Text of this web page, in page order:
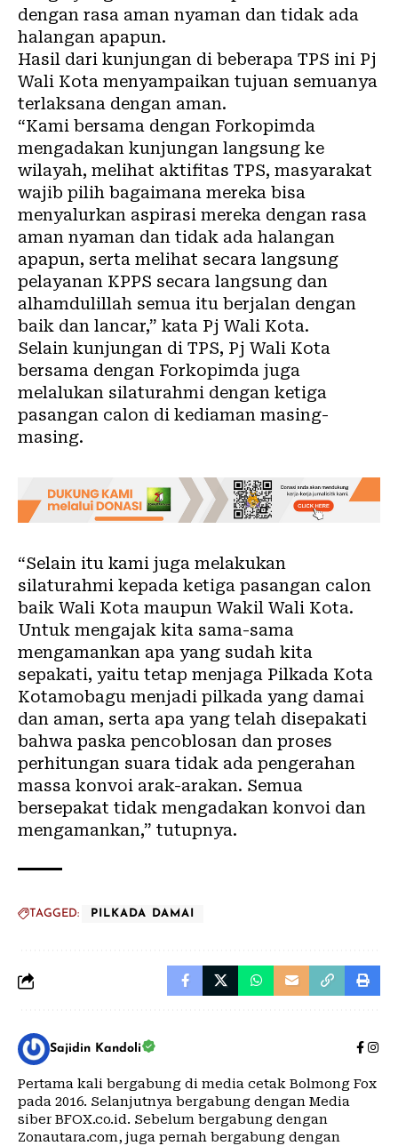
dengan rasa aman nyaman dan tidak ada
halangan apapun.
Hasil dari kunjungan di beberapa TPS ini Pj
Wali Kota menyampaikan tujuan semuanya
terlaksana dengan aman.
“Kami bersama dengan Forkopimda
mengadakan kunjungan langsung ke
wilayah, melihat aktifitas TPS, masyarakat
wajib pilih bagaimana mereka bisa
menyalurkan aspirasi mereka dengan rasa
aman nyaman dan tidak ada halangan
apapun, serta melihat secara langsung
pelayanan KPPS secara langsung dan
alhamdulillah semua itu berjalan dengan
baik dan lancar,” kata Pj Wali Kota.
Selain kunjungan di TPS, Pj Wali Kota
bersama dengan Forkopimda juga
melalukan silaturahmi dengan ketiga
pasangan calon di kediaman masing-
masing.
“Selain itu kami juga melakukan
silaturahmi kepada ketiga pasangan calon
baik Wali Kota maupun Wakil Wali Kota.
Untuk mengajak kita sama-sama
mengamankan apa yang sudah kita
sepakati, yaitu tetap menjaga Pilkada Kota
Kotamobagu menjadi pilkada yang damai
dan aman, serta apa yang telah disepakati
bahwa paska pencoblosan dan proses
perhitungan suara tidak ada pengerahan
massa konvoi arak-arakan. Semua
bersepakat tidak mengadakan konvoi dan
mengamankan,” tutupnya.
TAGGED: PILKADA DAMAI
Sajidin Kandoli
Pertama kali bergabung di media cetak Bolmong Fox
pada 2016. Selanjutnya bergabung dengan Media
siber BFOX.co.id. Sebelum bergabung dengan
Zonautara.com, juga pernah bergabung dengan